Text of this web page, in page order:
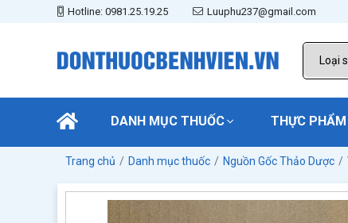
Hotline: 0981.25.19.25 Luuphu237@gmail.com
DANH MỤC THUỐC THỰC
Trang chủ Danh mục thuốc Nguồn Gốc Thảo Dược